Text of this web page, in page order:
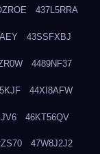
437L5RRA
43SSFXBJ
4489NF37
44XI8AFW
46KT56QV
47W8J2J2